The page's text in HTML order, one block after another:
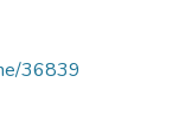
36839